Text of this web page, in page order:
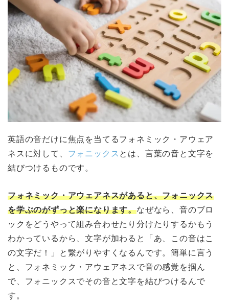
英語の音だけに焦点を当てるフォネミック・アウェア
ネスに対して、 フォニックス とは、言葉の音と文字を
結びつけるものです。
フォネミック・アウェアネスがあると、フォニックス
を学ぶのがずっと楽になります。なぜなら、音のブロ
ックをどうやって組み合わせたり分けたりするかもう
わかっているから、文字が加わると「あ、この音はこ
の文字だ！」と繋がりやすくなるんです。簡単に言う
と、フォネミック・アウェアネスで音の感覚を掴ん
で、フォニックスでその音と文字を結びつけるんで
す。